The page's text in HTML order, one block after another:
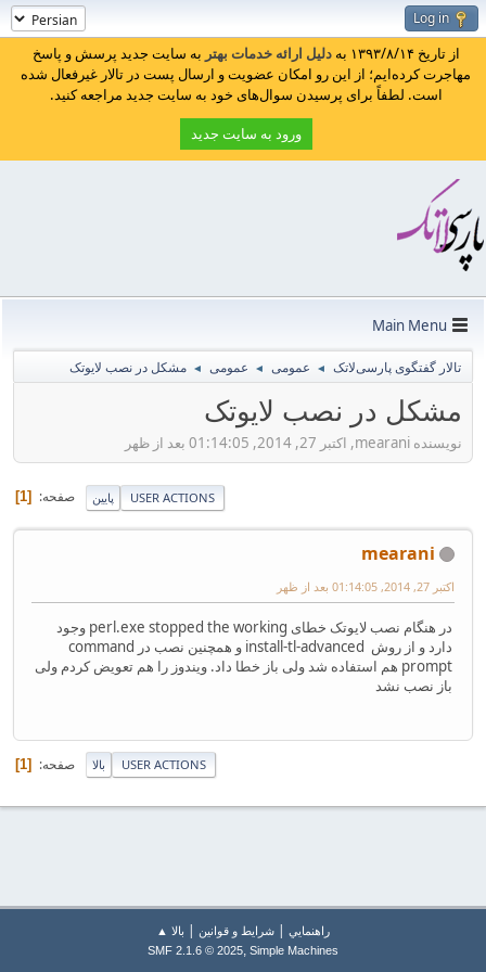
Log in
از تاریخ ۱۳۹۳/۸/۱۴ به دلیل ارائه خدمات بهتر به سایت جدید پرسش و پاسخ
مهاجرت کرده‌ایم؛ از این رو امکان عضویت و ارسال پست در تالار غیرفعال شده
است. لطفاً برای پرسیدن سوال‌های خود به سایت جدید مراجعه کنید.
ورود به سایت جدید
Main Menu
تالار گفتگوی پارسی‌لاتک ◄ عمومی ◄ عمومی ◄ مشکل در نصب لایوتک
مشکل در نصب لایوتک
نویسنده mearani, اکتبر 27, 2014, 01:14:05 بعد از ظهر
پایین صفحه 1 USER ACTIONS
mearani
اکتبر 27, 2014, 01:14:05 بعد از ظهر
در هنگام نصب لایوتک خطای perl.exe stopped the working وجود
دارد و از روش install-tl-advanced و همچنین نصب در command
prompt هم استفاده شد ولی باز خطا داد. ویندوز را هم تعویض کردم ولی
باز نصب نشد
بالا صفحه 1 USER ACTIONS
راهنمايي | شرایط و قوانین | بالا ▲
SMF 2.1.6 © 2025, Simple Machines